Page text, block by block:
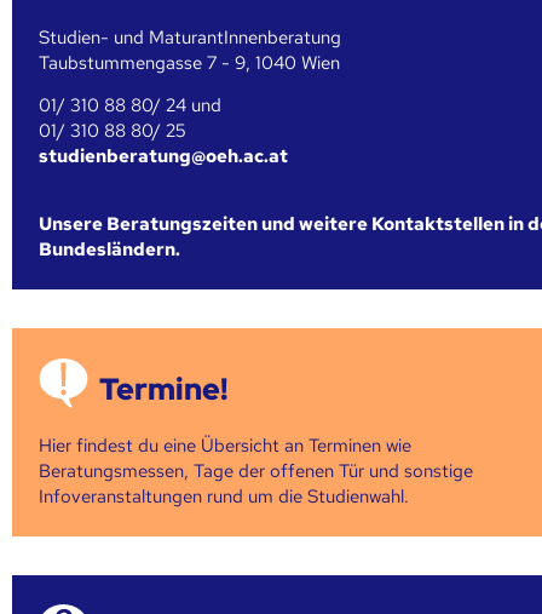
Studien- und MaturantInnenberatung
Taubstummengasse 7 - 9, 1040 Wien
01/ 310 88 80/ 24 und
01/ 310 88 80/ 25
studienberatung@oeh.ac.at
Unsere Beratungszeiten und weitere Kontaktstellen in
Bundesländern.
Termine!
Hier findest du eine Übersicht an Terminen wie
Beratungsmessen, Tage der offenen Tür und sonstige
Infoveranstaltungen rund um die Studienwahl.